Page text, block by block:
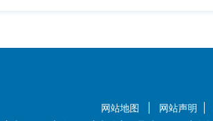
网站地图 网站声明